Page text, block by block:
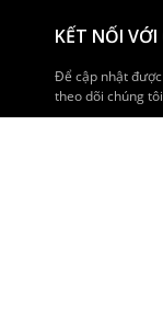
KẾT NỐI
Để cập nhật
theo dõi chúng